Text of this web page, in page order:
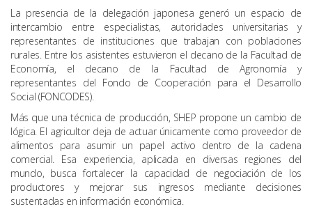
La presencia de la delegación japonesa generó un espacio de
intercambio entre especialistas, autoridades universitarias y
representantes de instituciones que trabajan con poblaciones
rurales. Entre los asistentes estuvieron el decano de la Facultad de
Economía, el decano de la Facultad de Agronomía y
representantes del Fondo de Cooperación para el Desarrollo
Social (FONCODES).
Más que una técnica de producción, SHEP propone un cambio de
lógica. El agricultor deja de actuar únicamente como proveedor de
alimentos para asumir un papel activo dentro de la cadena
comercial. Esa experiencia, aplicada en diversas regiones del
mundo, busca fortalecer la capacidad de negociación de los
productores y mejorar sus ingresos mediante decisiones
sustentadas en información económica.